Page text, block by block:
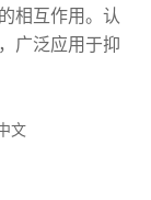
相互作用。认
广泛应用于抑
文